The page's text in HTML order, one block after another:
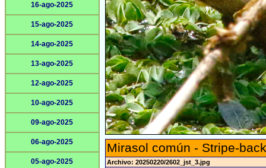
16-ago-2025
15-ago-2025
14-ago-2025
13-ago-2025
12-ago-2025
10-ago-2025
09-ago-2025
06-ago-2025
05-ago-2025
Mirasol común - Stripe-
Archivo: 20250220/2602_jst_3.jpg